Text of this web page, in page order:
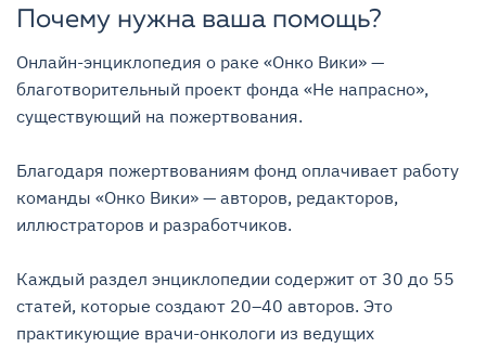
Почему нужна ваша помощь?
Онлайн-энциклопедия о раке «Онко Вики» —
благотворительный проект фонда «Не напрасно»,
существующий на пожертвования.
Благодаря пожертвованиям фонд оплачивает работу
команды «Онко Вики» — авторов, редакторов,
иллюстраторов и разработчиков.
Каждый раздел энциклопедии содержит от 30 до 55
статей, которые создают 20–40 авторов. Это
практикующие врачи-онкологи из ведущих